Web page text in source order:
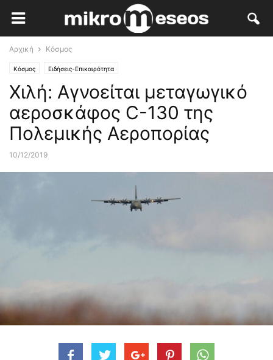
Αρχική Κόσμος
Κόσμος Ειδήσεις-Επικαιρότητα
Χιλή: Αγνοείται μεταγωγικό
αεροσκάφος C-130 της
Πολεμικής Αεροπορίας
10/12/2019